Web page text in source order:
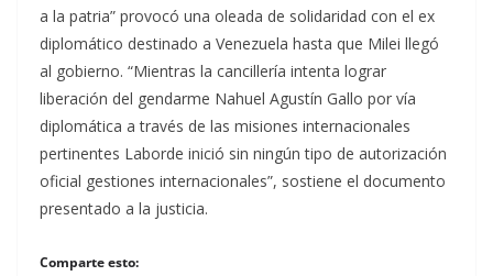
a la patria” provocó una oleada de solidaridad con el ex
diplomático destinado a Venezuela hasta que Milei llegó
al gobierno. “Mientras la cancillería intenta lograr
liberación del gendarme Nahuel Agustín Gallo por vía
diplomática a través de las misiones internacionales
pertinentes Laborde inició sin ningún tipo de autorización
oficial gestiones internacionales”, sostiene el documento
presentado a la justicia.
Comparte esto: